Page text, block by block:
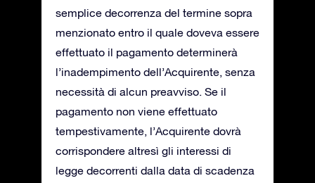
semplice decorrenza del termine sopra
menzionato entro il quale doveva essere
effettuato il pagamento determinerà
l’inadempimento dell’Acquirente, senza
necessità di alcun preavviso. Se il
pagamento non viene effettuato
tempestivamente, l’Acquirente dovrà
corrispondere altresì gli interessi di
legge decorrenti dalla data di scadenza